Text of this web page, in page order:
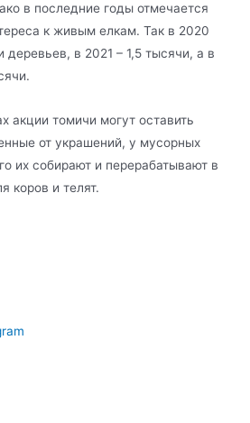
в последние годы отмечается
к живым елкам. Так в 2020
в 2021 – 1,5 тысячи, а в
акции томичи могут оставить
от украшений, у мусорных
их собирают и перерабатывают в
коров и телят.